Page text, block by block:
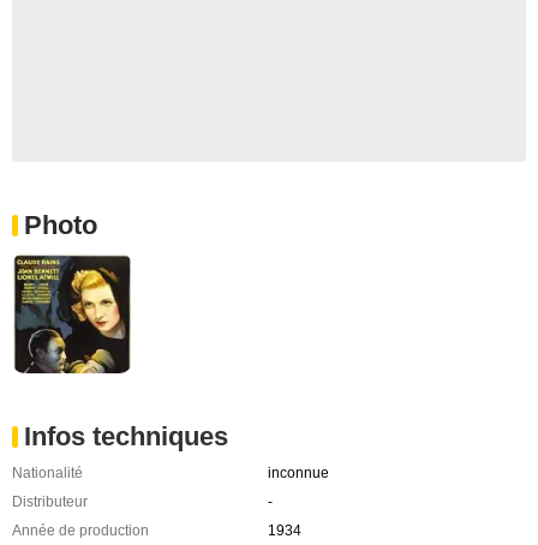
Photo
Infos techniques
Nationalité
inconnue
Distributeur
-
Année de production
1934